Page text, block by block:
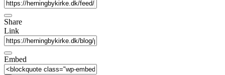
Share
Link
Embed